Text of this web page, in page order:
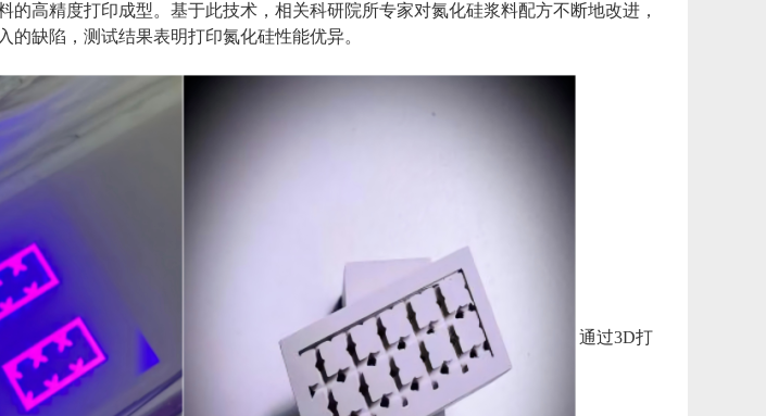
高精度打印成型。基于此技术，相关科研院所专家对氮化硅浆料配方不断地改进，
缺陷，测试结果表明打印氮化硅性能优异。
通过3D打